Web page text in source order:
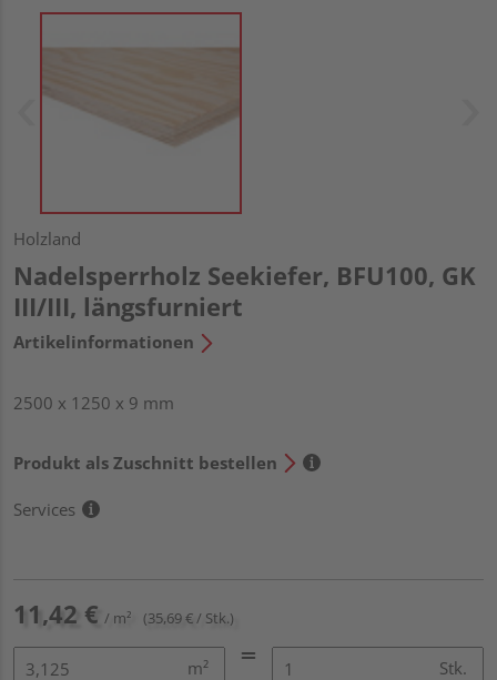
Holzland
Nadelsperrholz Seekiefer, BFU100, GK
III/III, längsfurniert
Artikelinformationen
2500 x 1250 x 9 mm
Produkt als Zuschnitt bestellen
Services
11,42 € / m² (35,69 € / Stk.)
m² Stk.